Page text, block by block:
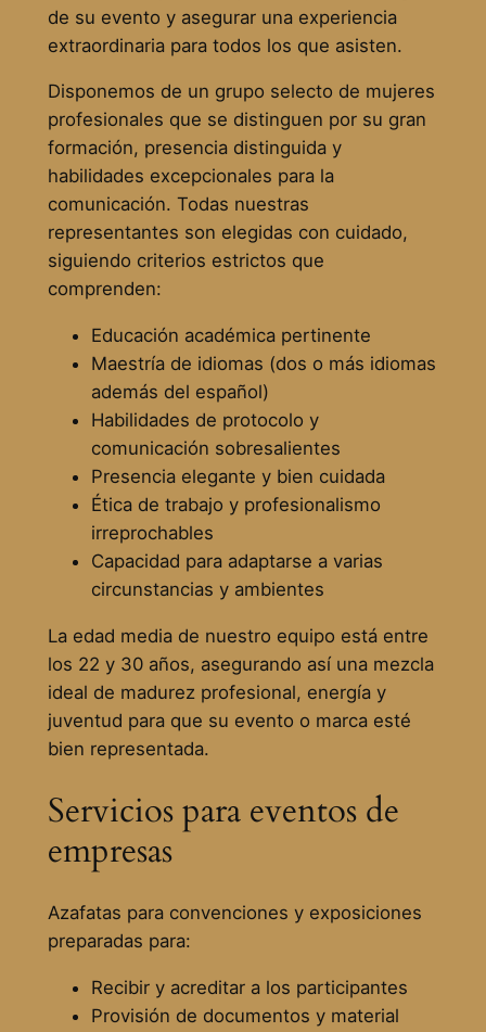
de su evento y asegurar una experiencia
extraordinaria para todos los que asisten.
Disponemos de un grupo selecto de mujeres
profesionales que se distinguen por su gran
formación, presencia distinguida y
habilidades excepcionales para la
comunicación. Todas nuestras
representantes son elegidas con cuidado,
siguiendo criterios estrictos que
comprenden:
Educación académica pertinente
Maestría de idiomas (dos o más idiomas
además del español)
Habilidades de protocolo y
comunicación sobresalientes
Presencia elegante y bien cuidada
Ética de trabajo y profesionalismo
irreprochables
Capacidad para adaptarse a varias
circunstancias y ambientes
La edad media de nuestro equipo está entre
los 22 y 30 años, asegurando así una mezcla
ideal de madurez profesional, energía y
juventud para que su evento o marca esté
bien representada.
Servicios para eventos de
empresas
Azafatas para convenciones y exposiciones
preparadas para:
Recibir y acreditar a los participantes
Provisión de documentos y material